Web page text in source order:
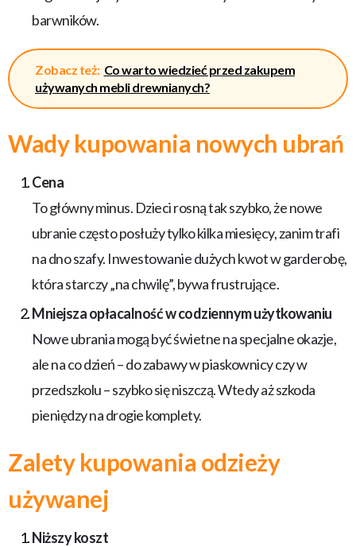
barwników.
Zobacz też: Co warto wiedzieć przed zakupem
używanych mebli drewnianych?
Wady kupowania nowych ubrań
Cena
To główny minus. Dzieci rosną tak szybko, że nowe
ubranie często posłuży tylko kilka miesięcy, zanim trafi
na dno szafy. Inwestowanie dużych kwot w garderobę,
która starczy „na chwilę”, bywa frustrujące.
Mniejsza opłacalność w codziennym użytkowaniu
Nowe ubrania mogą być świetne na specjalne okazje,
ale na co dzień – do zabawy w piaskownicy czy w
przedszkolu – szybko się niszczą. Wtedy aż szkoda
pieniędzy na drogie komplety.
Zalety kupowania odzieży
używanej
Niższy koszt